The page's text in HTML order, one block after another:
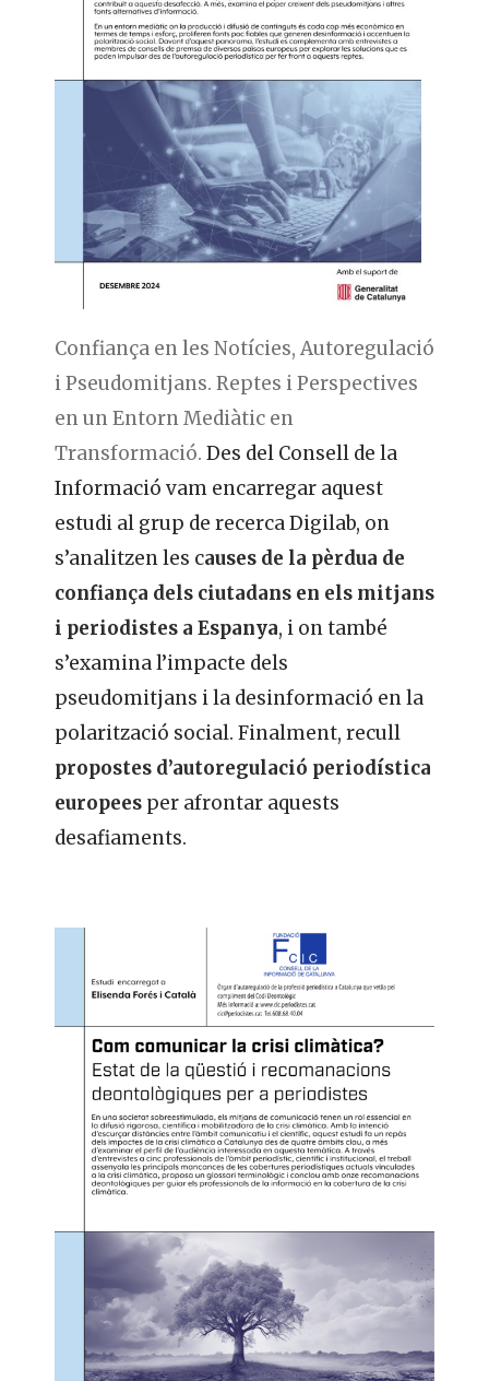
Confiança en les Notícies, Autoregulació
i Pseudomitjans. Reptes i Perspectives
en un Entorn Mediàtic en
Transformació. Des del Consell de la
Informació vam encarregar aquest
estudi al grup de recerca Digilab, on
s’analitzen les causes de la pèrdua de
confiança dels ciutadans en els mitjans
i periodistes a Espanya, i on també
s’examina l’impacte dels
pseudomitjans i la desinformació en la
polarització social. Finalment, recull
propostes d’autoregulació periodística
europees per afrontar aquests
desafiaments.